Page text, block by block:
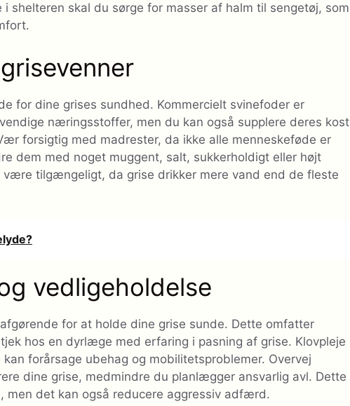
shelteren skal du sørge for masser af halm til sengetøj, som
for dine grises sundhed. Kommercielt svinefoder er
næringsstoffer, men du kan også supplere deres kost
forsigtig med madrester, da ikke alle menneskeføde er
dem med noget muggent, salt, sukkerholdigt eller højt
tilgængeligt, da grise drikker mere vand end de fleste
vedligeholdelse
for at holde dine grise sunde. Dette omfatter
hos en dyrlæge med erfaring i pasning af grise. Klovpleje
forårsage ubehag og mobilitetsproblemer. Overvej
dine grise, medmindre du planlægger ansvarlig avl. Dette
men det kan også reducere aggressiv adfærd.